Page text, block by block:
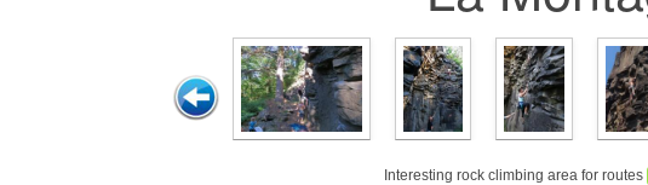
Interesting rock climbing area for routes